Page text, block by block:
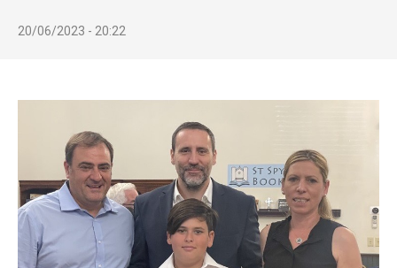
20/06/2023 - 20:22